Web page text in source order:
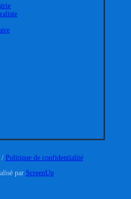
Politique de confidentialité
par ScreenUp